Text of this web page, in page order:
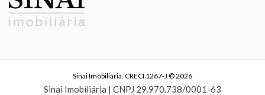
Sinai Imobiliária. CRECI 1267-J © 2026
Sinai Imobiliária | CNPJ 29.970.738/0001-63